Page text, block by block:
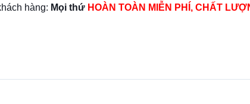
hàng: Mọi thứ HOÀN TOÀN MIỄN PHÍ, CHẤT